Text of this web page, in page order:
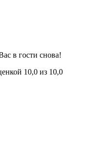
в гости снова!
10,0 из 10,0